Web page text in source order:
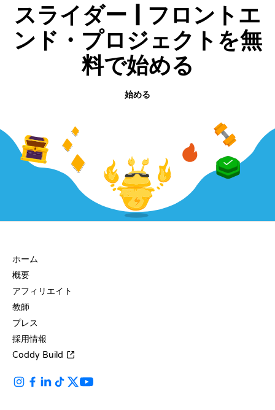
スライダー | フロントエ
ンド・プロジェクトを無
料で始める
始める
ホーム
概要
アフィリエイト
教師
プレス
採用情報
Coddy Build